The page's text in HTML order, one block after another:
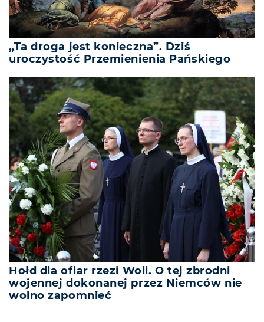
„Ta droga jest konieczna”. Dziś
uroczystość Przemienienia Pańskiego
Hołd dla ofiar rzezi Woli. O tej zbrodni
wojennej dokonanej przez Niemców nie
wolno zapomnieć